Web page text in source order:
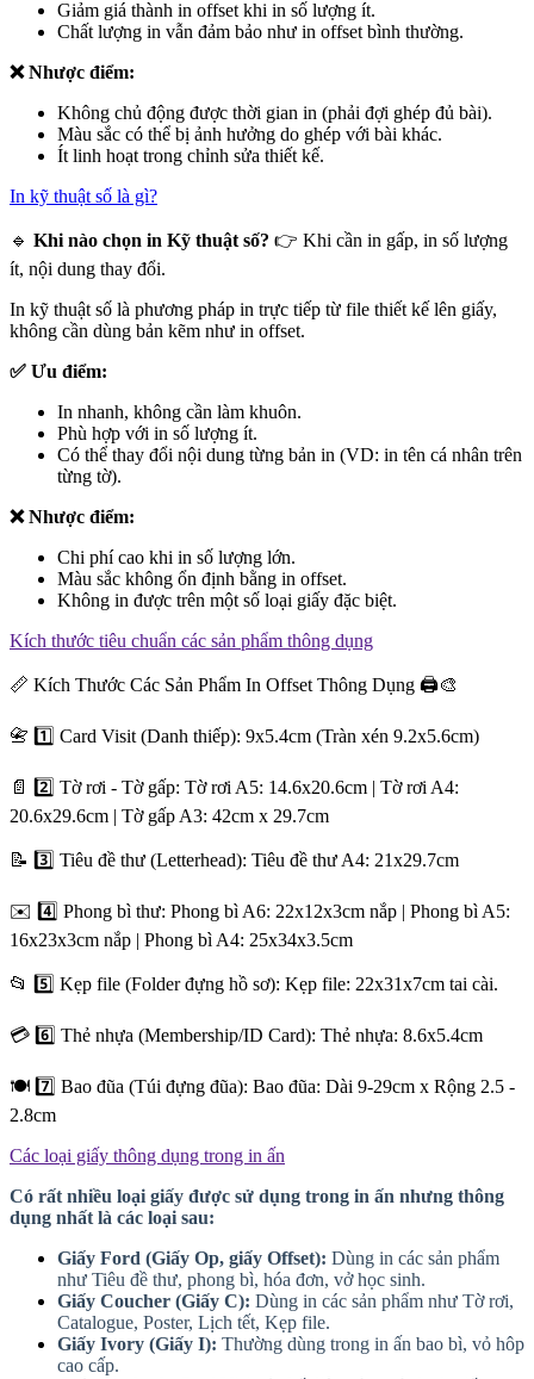
Giảm giá thành in offset khi in số lượng ít.
Chất lượng in vẫn đảm bảo như in offset bình thường.
❌ Nhược điểm:
Không chủ động được thời gian in (phải đợi ghép đủ bài).
Màu sắc có thể bị ảnh hưởng do ghép với bài khác.
Ít linh hoạt trong chỉnh sửa thiết kế.
In kỹ thuật số là gì?
🔹 Khi nào chọn in Kỹ thuật số? 👉 Khi cần in gấp, in số lượng
ít, nội dung thay đổi.
In kỹ thuật số là phương pháp in trực tiếp từ file thiết kế lên giấy,
không cần dùng bản kẽm như in offset.
✅ Ưu điểm:
In nhanh, không cần làm khuôn.
Phù hợp với in số lượng ít.
Có thể thay đổi nội dung từng bản in (VD: in tên cá nhân trên
từng tờ).
❌ Nhược điểm:
Chi phí cao khi in số lượng lớn.
Màu sắc không ổn định bằng in offset.
Không in được trên một số loại giấy đặc biệt.
Kích thước tiêu chuẩn các sản phẩm thông dụng
📏 Kích Thước Các Sản Phẩm In Offset Thông Dụng 🖨️🎨
📇 1️⃣ Card Visit (Danh thiếp): 9x5.4cm (Tràn xén 9.2x5.6cm)
📄 2️⃣ Tờ rơi - Tờ gấp: Tờ rơi A5: 14.6x20.6cm | Tờ rơi A4:
20.6x29.6cm | Tờ gấp A3: 42cm x 29.7cm
📝 3️⃣ Tiêu đề thư (Letterhead): Tiêu đề thư A4: 21x29.7cm
✉️ 4️⃣ Phong bì thư: Phong bì A6: 22x12x3cm nắp | Phong bì A5:
16x23x3cm nắp | Phong bì A4: 25x34x3.5cm
📂 5️⃣ Kẹp file (Folder đựng hồ sơ): Kẹp file: 22x31x7cm tai cài.
💳 6️⃣ Thẻ nhựa (Membership/ID Card): Thẻ nhựa: 8.6x5.4cm
🍽️ 7️⃣ Bao đũa (Túi đựng đũa): Bao đũa: Dài 9-29cm x Rộng 2.5 -
2.8cm
Các loại giấy thông dụng trong in ấn
Có rất nhiều loại giấy được sử dụng trong in ấn nhưng thông
dụng nhất là các loại sau:
Giấy Ford (Giấy Op, giấy Offset): Dùng in các sản phẩm
như Tiêu đề thư, phong bì, hóa đơn, vở học sinh.
Giấy Coucher (Giấy C): Dùng in các sản phẩm như Tờ rơi,
Catalogue, Poster, Lịch tết, Kẹp file.
Giấy Ivory (Giấy I): Thường dùng trong in ấn bao bì, vỏ hôp
cao cấp.